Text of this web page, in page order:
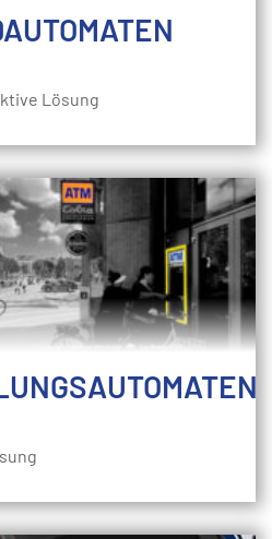
Lösung